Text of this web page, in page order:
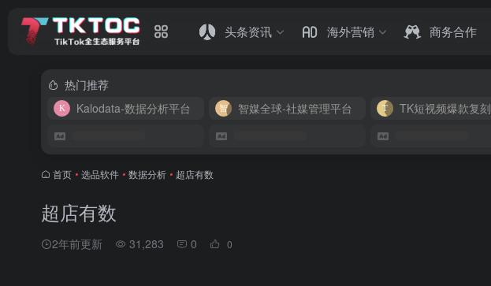
头条资讯 海外营销 商务合作
热门推荐
Kalodata-数据分析平台
智媒全球-社媒管理平台 TK短视频爆款复刻
首页 • 选品软件 • 数据分析 • 超店有数
超店有数
2年前更新 31,283 0 0